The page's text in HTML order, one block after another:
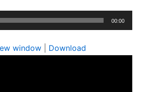
00:00
window Download